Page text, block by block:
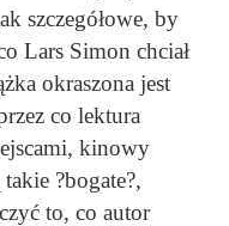
szczegółowe, by
Lars Simon chciał
okraszona jest
co lektura
kinowy
?bogate?,
to, co autor